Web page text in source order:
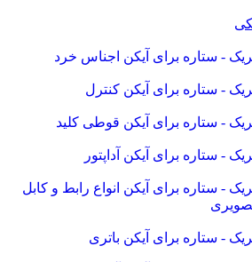
اجناس خرد
کنترل
قوطی کلید
آداپتور
انواع رابط و کابل
باتری